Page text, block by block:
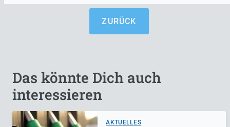
ZURÜCK
Das könnte Dich auch
interessieren
AKTUELLES